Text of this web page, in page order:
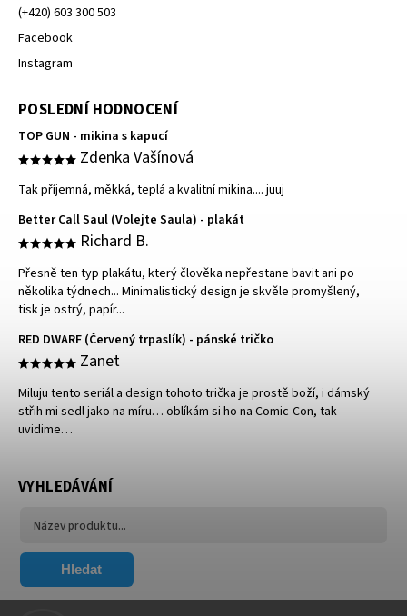
(+420) 603 300 503
Facebook
Instagram
POSLEDNÍ HODNOCENÍ
TOP GUN - mikina s kapucí
Zdenka Vašínová
Tak příjemná, měkká, teplá a kvalitní mikina.... juuj
Better Call Saul (Volejte Saula) - plakát
Richard B.
Přesně ten typ plakátu, který člověka nepřestane bavit ani po
několika týdnech... Minimalistický design je skvěle promyšlený,
tisk je ostrý, papír...
RED DWARF (Červený trpaslík) - pánské tričko
Zanet
Miluju tento seriál a design tohoto trička je prostě boží, i dámský
střih mi sedl jako na míru… oblíkám si ho na Comic-Con, tak
uvidime…
VYHLEDÁVÁNÍ
Hledat